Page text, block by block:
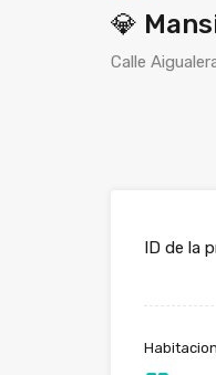
💎
Calle
ID de la